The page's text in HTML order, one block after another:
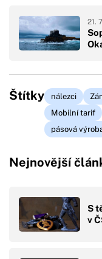
21.
Štítky nálezci
Mobilní tarif
pásová
Nejnovější
S
v